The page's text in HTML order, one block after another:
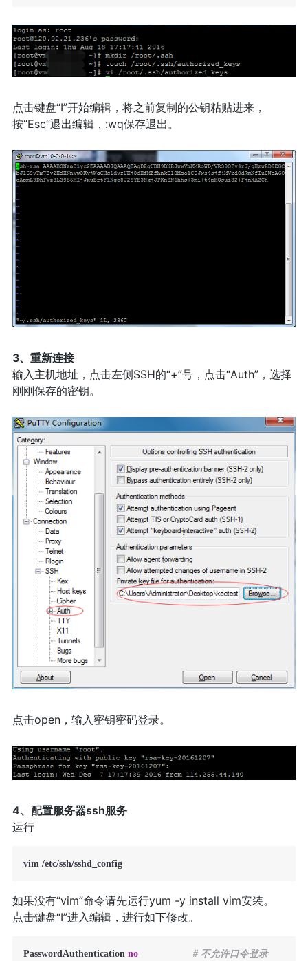
点击键盘“I”开始编辑，将之前复制的公钥粘贴进来，
按“Esc”退出编辑，:wq保存退出。
3、重新连接
输入主机地址，点击左侧SSH的“+”号，点击“Auth”，选择
刚刚保存的密钥。
点击open，输入密钥密码登录。
4、配置服务器ssh服务
运行
vim /etc/ssh/sshd_config
如果没有“vim”命令请先运行yum -y install vim安装。
点击键盘“I”进入编辑，进行如下修改。
PasswordAuthentication no # 不允许口令登录